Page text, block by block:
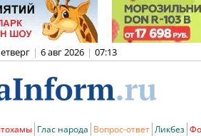
| 6 авг 2026 | 07:13
Глас народа Вопрос-ответ Ликбез